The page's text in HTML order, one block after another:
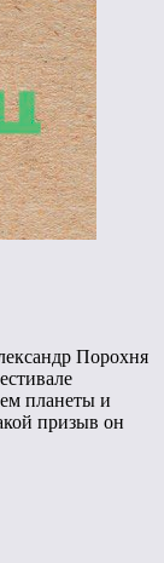
Порохня
планеты и
призыв он